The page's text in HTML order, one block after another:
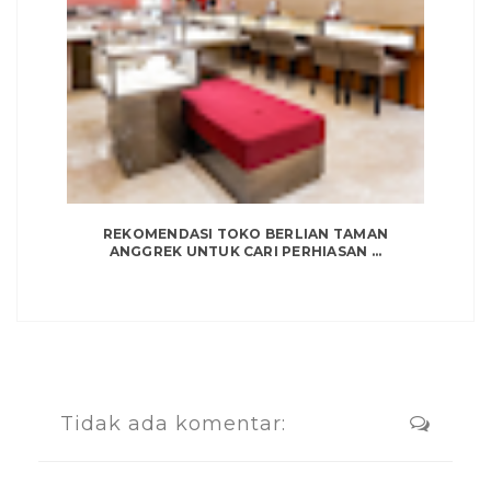
REKOMENDASI TOKO BERLIAN TAMAN
ANGGREK UNTUK CARI PERHIASAN ...
Tidak ada komentar: